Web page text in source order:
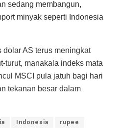
sedang membangun,
minyak seperti Indonesia
dolar AS terus meningkat
turut, manakala indeks mata
MSCI pula jatuh bagi hari
tekanan besar dalam
Indonesia rupee